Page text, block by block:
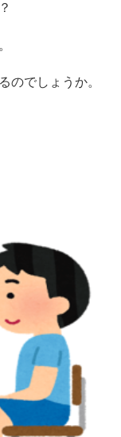
のでしょうか。